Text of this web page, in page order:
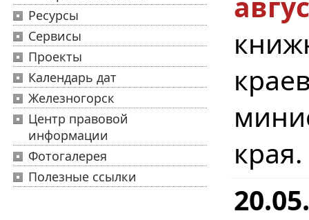
Ресурсы
Сервисы
Проекты
Календарь дат
Железногорск
Центр правовой
информации
Фотогалерея
Полезные ссылки
края.